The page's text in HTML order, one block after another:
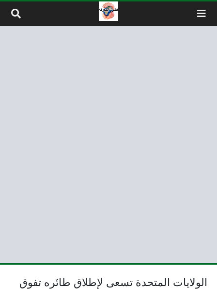
الولايات المتحدة تسعى لإطلاق طائره تفوق